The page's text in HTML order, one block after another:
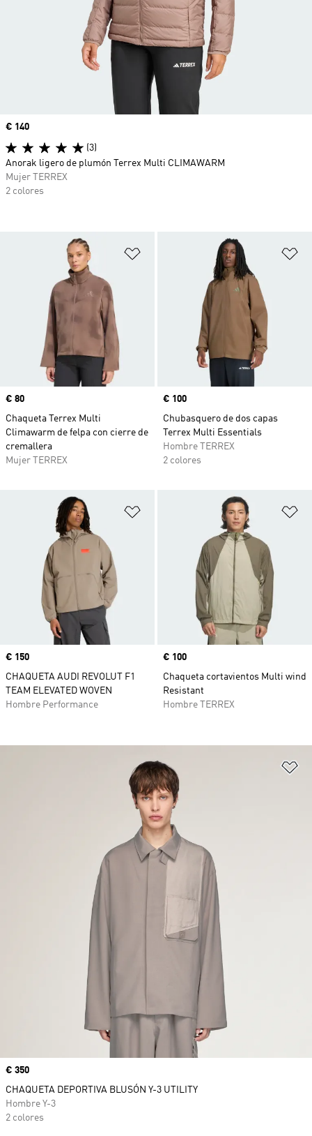
Añadir a la lista de deseos
Precio
€ 80
Chaqueta Terrex Multi
Climawarm de felpa con cierre de
cremallera
Mujer TERREX
Precio
€ 100
Chubasquero de dos capas
Terrex Multi Essentials
Hombre TERREX
2 colores
Añadir a la lista de deseos
Precio
€ 150
CHAQUETA AUDI REVOLUT F1
TEAM ELEVATED WOVEN
Hombre Performance
Precio
€ 100
Chaqueta cortavientos Multi wind
Resistant
Hombre TERREX
Precio
€ 140
(3)
Anorak ligero de plumón Terrex Multi CLIMAWARM
Mujer TERREX
2 colores
Precio
€ 350
CHAQUETA DEPORTIVA BLUSÓN Y-3 UTILITY
Hombre Y-3
2 colores